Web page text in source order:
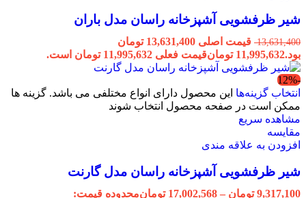
شیر ظرفشویی آشپزخانه راسان مدل باران
13,631,400
قیمت اصلی 13,631,400 تومان
بود.11,995,632 تومانقیمت فعلی 11,995,632 تومان است.
-12%
انتخاب گزینه‌ها این محصول دارای انواع مختلفی می باشد. گزینه ها
ممکن است در صفحه محصول انتخاب شوند
مشاهده سریع
مقایسه
افزودن به علاقه مندی
شیر ظرفشویی آشپزخانه راسان مدل گارنت
9,317,100 تومان –
17,002,568 تومانمحدوده قیمت: